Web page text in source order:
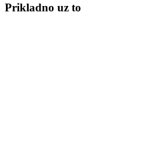
Prikladno uz to